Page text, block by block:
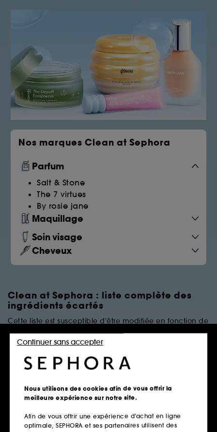
Nos marques Clean at Sephora
Parfum
Salt & Stone
The 7 virtues
By rosie jane
Maquillage
Soin visage
Cheveux
Clean at Sephora : liste complète des
ingrédients écartés
Cette liste est susceptible d'être modifiée en fonction de
PARFUMS
Règles de restrictions
Parfums Synthétiques
Nous utilisons des cookies afin de vous offrir la
meilleure expérience sur notre site.
Afin de vous offrir une expérience d’achat en ligne
optimale, SEPHORA et ses partenaires utilisent des
Continuer sans accepter